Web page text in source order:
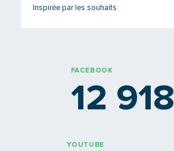
Inspirée par les souhaits
FACEBOOK
12 918
YOUTUBE